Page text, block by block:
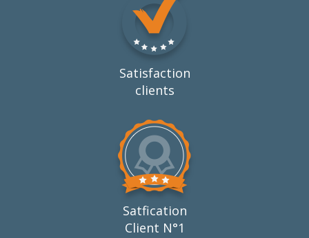
Satisfaction
clients
Satfication
Client N°1